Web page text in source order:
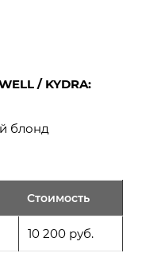
/ KYDRA:
блонд
Стоимость
10 200 руб.